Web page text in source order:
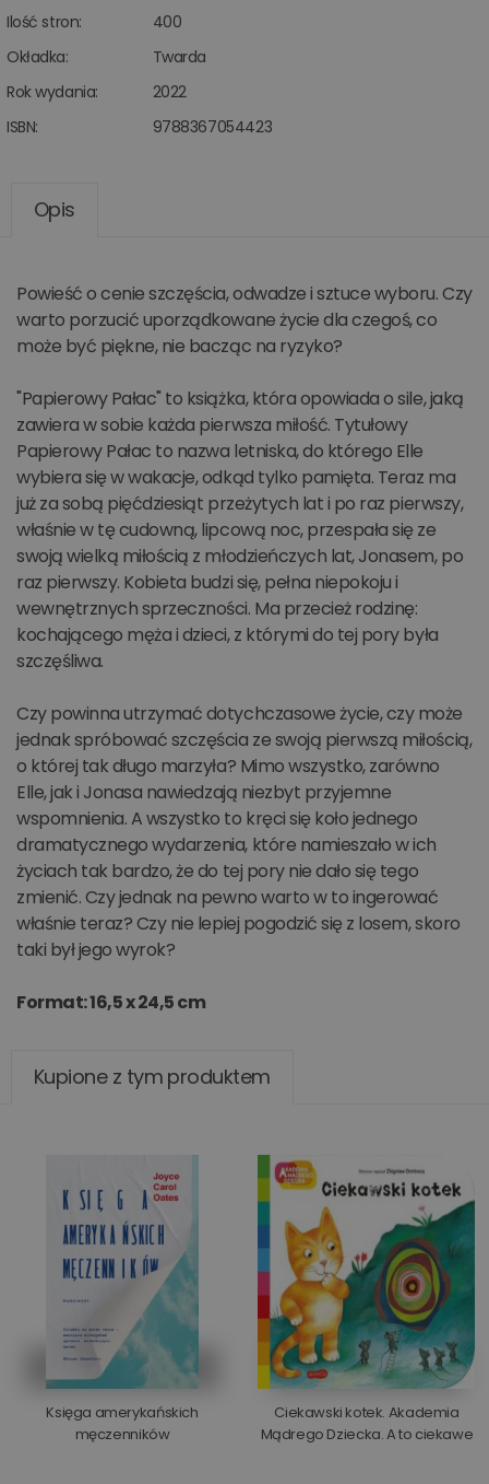
Ilość stron:
400
Okładka:
Twarda
Rok wydania:
2022
ISBN:
9788367054423
Opis
Powieść o cenie szczęścia, odwadze i sztuce wyboru. Czy
warto porzucić uporządkowane życie dla czegoś, co
może być piękne, nie bacząc na ryzyko?
"Papierowy Pałac" to książka, która opowiada o sile, jaką
zawiera w sobie każda pierwsza miłość. Tytułowy
Papierowy Pałac to nazwa letniska, do którego Elle
wybiera się w wakacje, odkąd tylko pamięta. Teraz ma
już za sobą pięćdziesiąt przeżytych lat i po raz pierwszy,
właśnie w tę cudowną, lipcową noc, przespała się ze
swoją wielką miłością z młodzieńczych lat, Jonasem, po
raz pierwszy. Kobieta budzi się, pełna niepokoju i
wewnętrznych sprzeczności. Ma przecież rodzinę:
kochającego męża i dzieci, z którymi do tej pory była
szczęśliwa.
Czy powinna utrzymać dotychczasowe życie, czy może
jednak spróbować szczęścia ze swoją pierwszą miłością,
o której tak długo marzyła? Mimo wszystko, zarówno
Elle, jak i Jonasa nawiedzają niezbyt przyjemne
wspomnienia. A wszystko to kręci się koło jednego
dramatycznego wydarzenia, które namieszało w ich
życiach tak bardzo, że do tej pory nie dało się tego
zmienić. Czy jednak na pewno warto w to ingerować
właśnie teraz? Czy nie lepiej pogodzić się z losem, skoro
taki był jego wyrok?
Format: 16,5 x 24,5 cm
Kupione z tym produktem
Księga amerykańskich
męczenników
Ciekawski kotek. Akademia
Mądrego Dziecka. A to ciekawe